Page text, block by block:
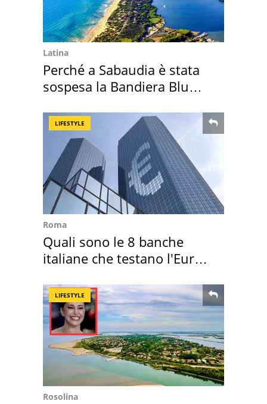
Latina
Perché a Sabaudia è stata
sospesa la Bandiera Blu
LIFESTYLE
Roma
Quali sono le 8 banche
italiane che testano l'Euro
LIFESTYLE
Rosolina